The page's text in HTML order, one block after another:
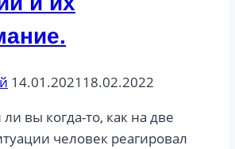
14.01.2021 18.02.2022
вы когда-то, как на две
человек реагировал